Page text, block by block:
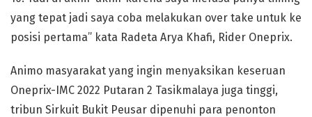
yang tepat jadi saya coba melakukan over take untuk ke
posisi pertama” kata Radeta Arya Khafi, Rider Oneprix.
Animo masyarakat yang ingin menyaksikan keseruan
Oneprix-IMC 2022 Putaran 2 Tasikmalaya juga tinggi,
tribun Sirkuit Bukit Peusar dipenuhi para penonton